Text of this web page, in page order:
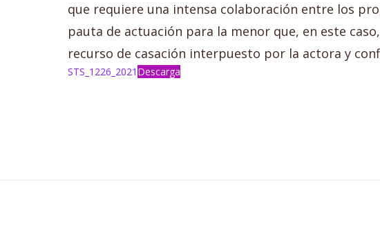
que requiere una intensa colaboración entre los
pauta de actuación para la menor que, en este
recurso de casación interpuesto por la actora y
STS_1226_2021 Descarga